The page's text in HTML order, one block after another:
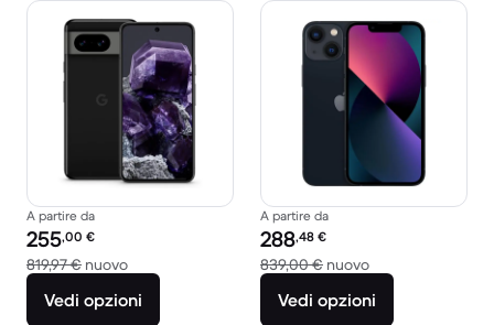
A partire da
Prezzo del ricondizionato:
255,00 €
819,97 € nuovoRispetto a 819,97 € del nuovo
Vedi opzioni
A partire da
Prezzo del ricondizionato:
288,48 €
839,00 € nuovoRispetto a
Vedi opzioni